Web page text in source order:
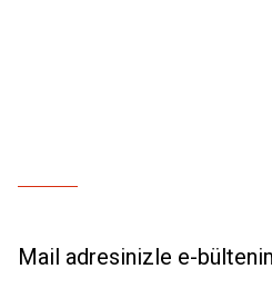
Mail adresinizle e-